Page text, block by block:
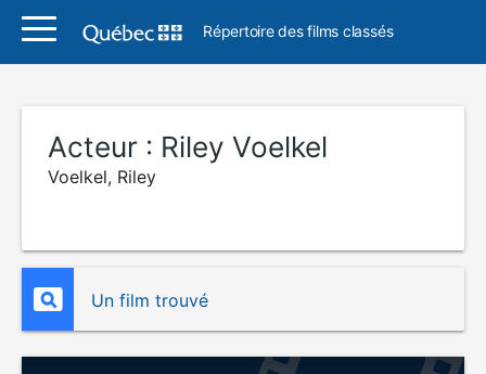
Répertoire des films classés
Acteur : Riley Voelkel
Voelkel, Riley
Un film trouvé